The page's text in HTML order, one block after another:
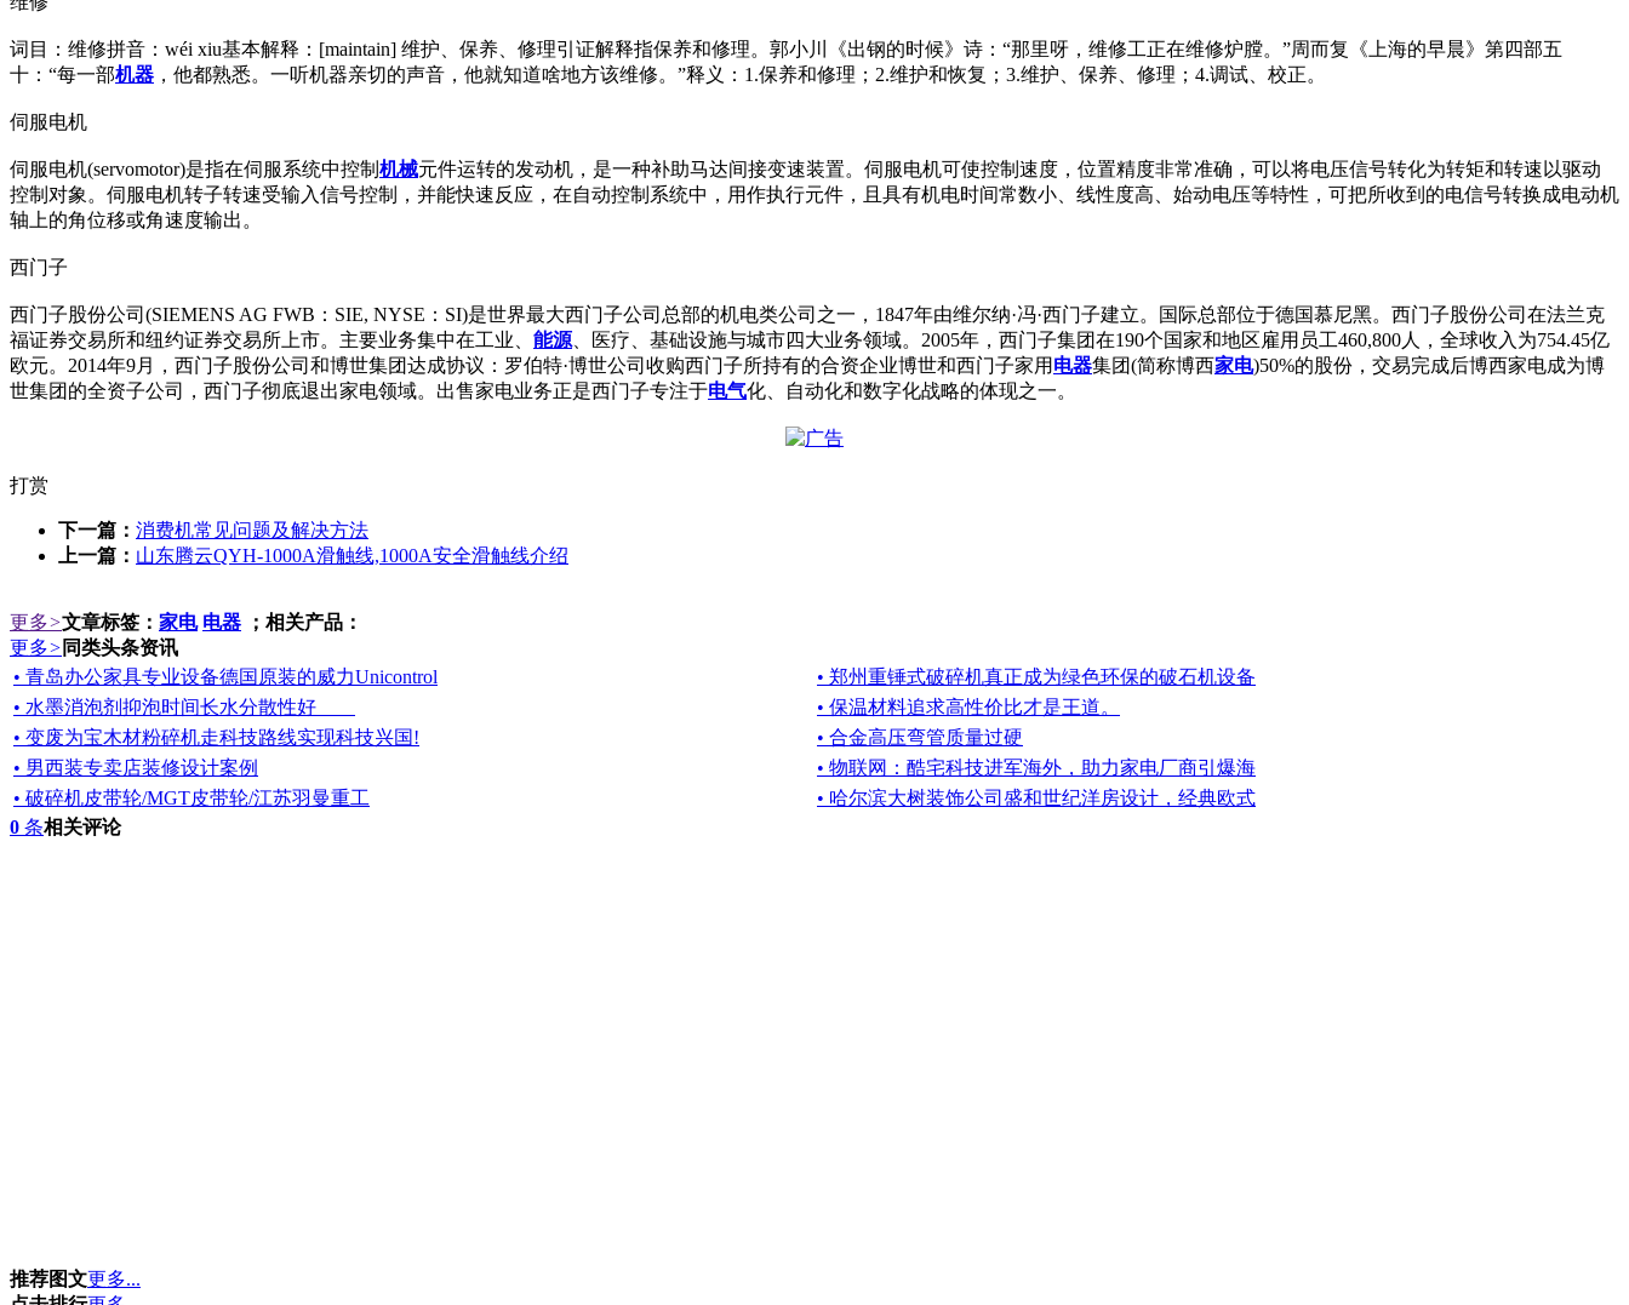
词目：维修拼音：wéi xiu基本解释：[maintain] 维护、保养、修理引证解释指保养和修理。郭小川《出钢的时候》诗：“那里呀，维修工正在维修炉膛。”周而复《上海的早晨》第四部五
十：“每一部机器 ，他都熟悉。一听机器亲切的声音，他就知道啥地方该维修。”释义：1.保养和修理；2.维护和恢复；3.维护、保养、修理；4.调试、校正。
伺服电机
伺服电机(servomotor)是指在伺服系统中控制 机械元件运转的发动机，是一种补助马达间接变速装置。伺服电机可使控制速度，位置精度非常准确，可以将电压信号转化为转矩和转速以驱动
控制对象。伺服电机转子转速受输入信号控制，并能快速反应，在自动控制系统中，用作执行元件，且具有机电时间常数小、线性度高、始动电压等特性，可把所收到的电信号转换成电动机
轴上的角位移或角速度输出。
西门子
西门子股份公司(SIEMENS AG FWB：SIE, NYSE：SI)是世界最大西门子公司总部的机电类公司之一，1847年由维尔纳·冯·西门子建立。国际总部位于德国慕尼黑。西门子股份公司在法兰克
福证券交易所和纽约证券交易所上市。主要业务集中在工业、 能源 、医疗、基础设施与城市四大业务领域。2005年，西门子集团在190个国家和地区雇用员工460,800人，全球收入为754.45亿
欧元。2014年9月，西门子股份公司和博世集团达成协议：罗伯特·博世公司收购西门子所持有的合资企业博世和西门子家用 电器集团(简称博西家电)50%的股份，交易完成后博西家电成为博
世集团的全资子公司，西门子彻底退出家电领域。出售家电业务正是西门子专注于电气化、自动化和数字化战略的体现之一。
打赏
下一篇： 消费机常见问题及解决方法
上一篇： 山东腾云QYH-1000A滑触线,1000A安全滑触线介绍
更多>文章标签： 家电 电器 ；相关产品：
更多> 同类头条资讯
• 青岛办公家具专业设备德国原装的威力Unicontrol
• 郑州重锤式破碎机真正成为绿色环保的破石机设备
• 水墨消泡剂抑泡时间长水分散性好
• 保温材料追求高性价比才是王道。
• 变废为宝木材粉碎机走科技路线实现科技兴国!
• 合金高压弯管质量过硬
• 男西装专卖店装修设计案例
• 物联网：酷宅科技进军海外，助力家电厂商引爆海
• 破碎机皮带轮/MGT皮带轮/江苏羽曼重工
• 哈尔滨大树装饰公司盛和世纪洋房设计，经典欧式
0 条相关评论
推荐图文更多...